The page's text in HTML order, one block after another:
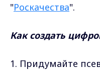
"Роскачества".
Как создать
1. Придумайте